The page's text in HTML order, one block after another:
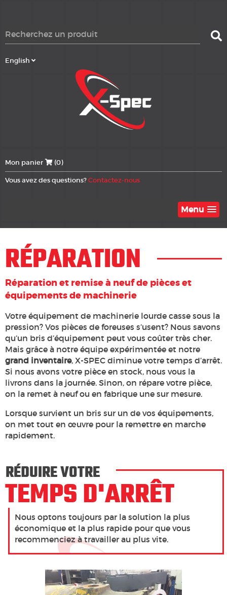
English
Mon panier (0)
Vous avez des questions?Contactez-nous
Menu
RÉPARATION
Réparation et remise à neuf de pièces et
équipements de machinerie
Votre équipement de machinerie lourde casse sous la
pression? Vos pièces de foreuses s’usent? Nous savons
qu’un bris d’équipement peut vous coûter très cher.
Mais grâce à notre équipe expérimentée et notre
grand inventaire, X-SPEC diminue votre temps d’arrêt.
Si nous avons votre pièce en stock, nous vous la
livrons dans la journée. Sinon, on répare votre pièce,
on la remet à neuf ou en fabrique une sur mesure.
Lorsque survient un bris sur un de vos équipements,
on met tout en œuvre pour la remettre en marche
rapidement.
RÉDUIRE VOTRE
TEMPS D'ARRÊT
Nous optons toujours par la solution la plus
économique et la plus rapide pour que vous
recommenciez à travailler au plus vite.